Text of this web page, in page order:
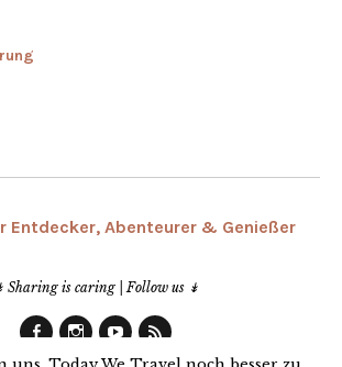
Entdecker, Abenteurer & Genießer
Sharing is caring | Follow us ↡
Facebook
Instagram
Youtube
RSS